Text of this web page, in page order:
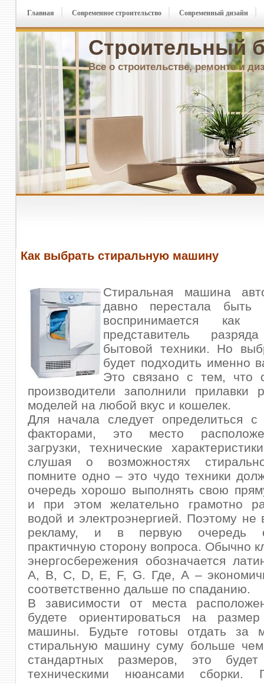
Строительный
Все о строительстве, ремонте и
Главная Современное строительство Современный дизайн
Как выбрать стиральную машину
Стиральная машина
давно перестала быть
воспринимается
представитель
бытовой техники. Но
будет подходить именно
Это связано с тем, что
производители заполнили прилавки
моделей на любой вкус и кошелек.
Для начала следует определиться с
факторами, это место
загрузки, технические
слушая о возможностях
помните одно – это чудо техники
очередь хорошо выполнять свою
и при этом желательно грамотно
водой и электроэнергией. Поэтому не
рекламу, и в первую очередь
практичную сторону вопроса. Обычно
энергосбережения обозначается
А, B, C, D, E, F, G. Где, А –
соответственно дальше по спаданию.
В зависимости от места
будете ориентироваться на
машины. Будьте готовы отдать за
стиральную машину суму больше
стандартных размеров, это
техническими нюансами сборки.